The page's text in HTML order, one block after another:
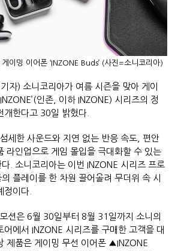
이밍 이어폰 ‘INZONE Buds’ (사진=소니코리아)
자) 소니코리아가 여름 시즌을 맞아 게이
인존, 이하 INZONE) 시리즈의 정
개한다고 30일 밝혔다.
세한 사운드와 지연 없는 반응 속도, 편안
라인업으로 게임 몰입을 극대화할 수 있는
. 소니코리아는 이번 INZONE 시리즈 프로
플레이를 한 차원 끌어올려 무더위 속 시
정이다.
션은 6월 30일부터 8월 31일까지 소니의
어에서 INZONE 시리즈를 구매한 고객을 대
제품은 게이밍 무선 이어폰 ▲INZONE